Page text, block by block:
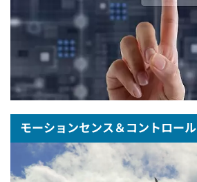
モーションセンス＆コントロール